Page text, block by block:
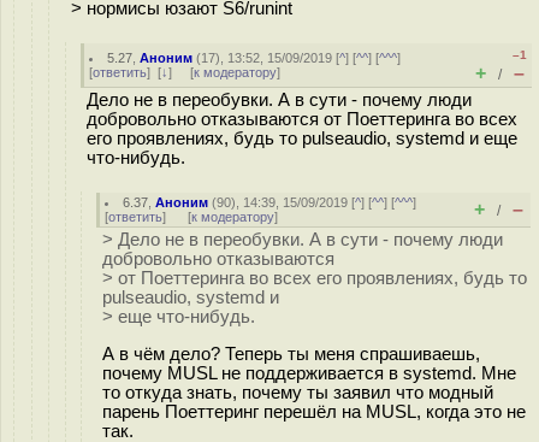
> нормисы юзают S6/runint
5.27 ,Аноним (17), 13:52, 15/09/2019 [^] [^^] [^^^]
[ответить] [↓] [к модератору]
–1
+ / –
Дело не в переобувки. А в сути - почему люди
добровольно отказываются от Поеттеринга во всех
его проявлениях, будь то pulseaudio, systemd и еще
что-нибудь.
6.37 ,Аноним (90), 14:39, 15/09/2019 [^] [^^] [^^^]
[ответить] [к модератору] + / –
> Дело не в переобувки. А в сути - почему люди
добровольно отказываются
> от Поеттеринга во всех его проявлениях, будь то
pulseaudio, systemd и
> еще что-нибудь.
А в чём дело? Теперь ты меня спрашиваешь,
почему MUSL не поддерживается в systemd. Мне
то откуда знать, почему ты заявил что модный
парень Поеттеринг перешёл на MUSL, когда это не
так.